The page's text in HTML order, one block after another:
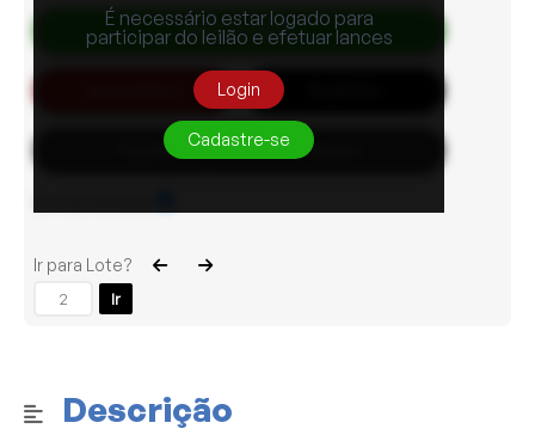
Descrição
Efetuar Lance
Habilite-se para efetuar lances
É necessário estar logado para
participar do leilão e efetuar lances
Login
Cadastre-se
Ir para Lote?
Ir